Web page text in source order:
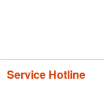
Service Hotline